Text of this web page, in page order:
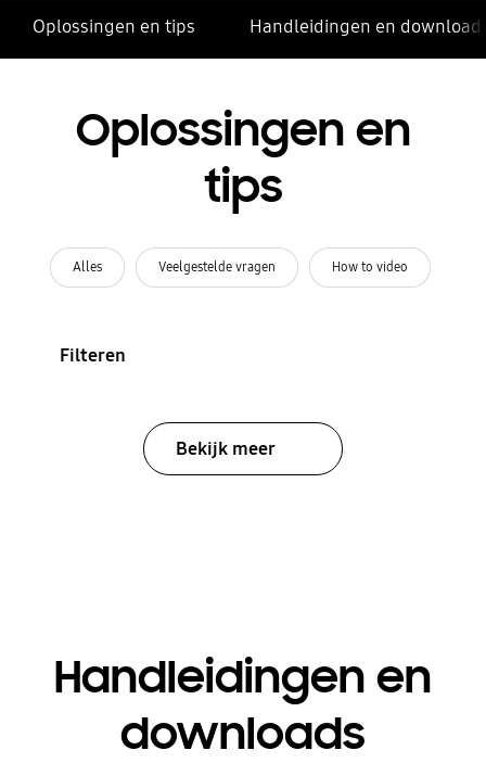
Oplossingen en tips Handleidingen en
Oplossingen en
tips
Alles Veelgestelde vragen How to video
Filteren
Bekijk meer
Handleidingen en
downloads